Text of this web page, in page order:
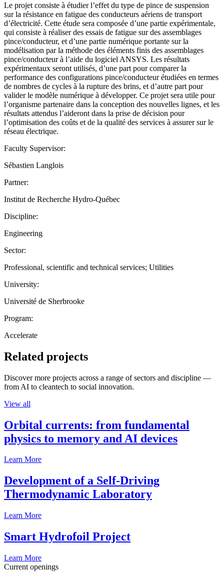
Le projet consiste à étudier l’effet du type de pince de suspension
sur la résistance en fatigue des conducteurs aériens de transport
d’électricité. Cette étude sera composée d’une partie expérimentale,
qui consiste à réaliser des essais de fatigue sur des assemblages
pince/conducteur, et d’une partie numérique portante sur la
modélisation par la méthode des éléments finis des assemblages
pince/conducteur à l’aide du logiciel ANSYS. Les résultats
expérimentaux seront utilisés, d’une part pour comparer la
performance des configurations pince/conducteur étudiées en termes
de nombres de cycles à la rupture des brins, et d’autre part pour
valider le modèle numérique à développer. Ce projet sera utile pour
l’organisme partenaire dans la conception des nouvelles lignes, et les
résultats attendus l’aideront dans la prise de décision pour
l’optimisation des coûts et de la qualité des services à assurer sur le
réseau électrique.
Faculty Supervisor:
Sébastien Langlois
Partner:
Institut de Recherche Hydro-Québec
Discipline:
Engineering
Sector:
Professional, scientific and technical services; Utilities
University:
Université de Sherbrooke
Program:
Accelerate
Related projects
Discover more projects across a range of sectors and discipline —
from AI to cleantech to social innovation.
View all
Orbital currents: from fundamental
physics to memory and AI devices
Learn More
Development of a Self-Driving
Thermodynamic Laboratory
Learn More
Smart Hydrofoil Project
Learn More
Current openings